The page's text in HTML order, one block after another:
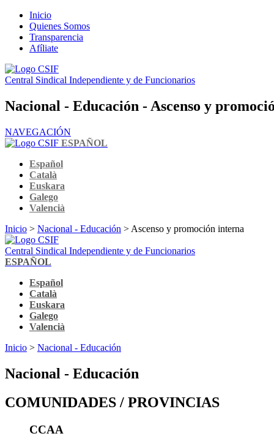
Inicio
Quienes Somos
Transparencia
Afíliate
Central Sindical Independiente y de Funcionarios
Nacional - Educación - Ascenso y
NAVEGACIÓN
ESPAÑOL
Español
Català
Euskara
Galego
Valencià
Inicio > Nacional - Educación > Ascenso y promoción interna
Central Sindical Independiente y de Funcionarios
ESPAÑOL
Español
Català
Euskara
Galego
Valencià
Inicio > Nacional - Educación
Nacional - Educación
COMUNIDADES / PROVINCIAS
CCAA